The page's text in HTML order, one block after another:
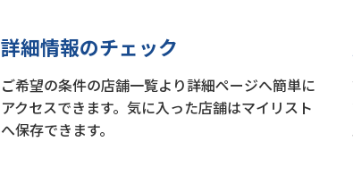
詳細情報のチェック
ご希望の条件の店舗一覧より詳細ページへ簡単に
アクセスできます。気に入った店舗はマイリスト
へ保存できます。